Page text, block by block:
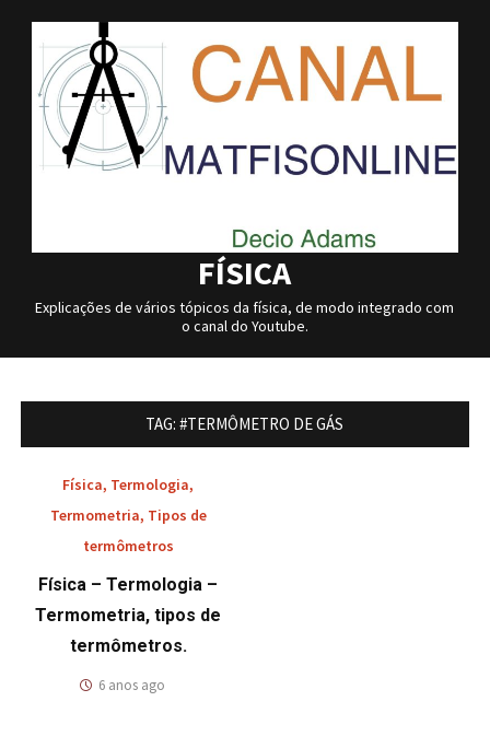
to
content
FÍSICA
Explicações de vários tópicos da física, de modo integrado com
o canal do Youtube.
TAG:#TERMÔMETRO DE GÁS
Física, Termologia,
Termometria, Tipos de
termômetros
Física – Termologia –
Termometria, tipos de
termômetros.
6 anos ago